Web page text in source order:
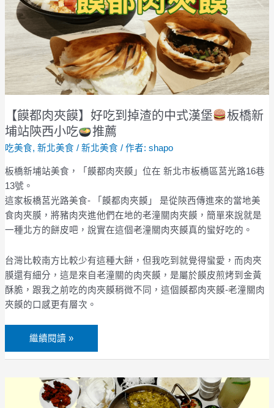
【饃都肉夾饃】好吃到掉渣的中式漢堡
板橋新
埔站陝西小吃
推薦
吃美食, 新北美食 / 新北美食 / 作者: shapo
板橋新埔站美食，「饃都肉夾饃」位在 新北市板橋區莒光路16巷
13號。
這家板橋莒光路美食- 「饃都肉夾饃」 是從陝西傳進來的當地美
食肉夾膜，將豬肉夾進他們在地的老潼關肉夾饃，簡單來說就是
一種北方的餅皮吧，說實在這個老潼關肉夾饃真的蠻好吃的。
台灣比較南方比較少有這種大餅，但我吃到就覺得蠻愛，而肉夾
膜還有細分，這是來自老潼關的肉夾饃，是屬於饃皮煎烤到金黃
酥脆，跟我之前吃的肉夾饃稍微不同，這個饃都肉夾饃-老潼關肉
夾饃的口感更有層次。
好
吃
到
掉
渣
的
中
式
漢
堡
板
橋
新
埔
站
西
小
吃
繼續閱讀 »
【東